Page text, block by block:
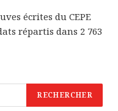
écrites du CEPE
répartis dans 2 763